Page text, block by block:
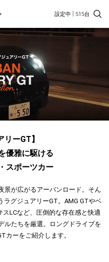
設定中 515台
リーGT】
優雅に駆ける
スポーツカー
景が広がるアーバンロード。そん
グジュアリーGT。AMG GTやベ
LCなど、圧倒的な存在感と快適
ルたちを厳選。ロングドライブを
カーをご紹介します。